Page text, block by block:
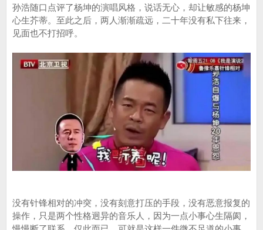
孙浩随口点评了杨坤的演唱风格，说话无心，却让敏感的杨坤
心生芥蒂。至此之后，两人渐渐疏远，二十年没有私下往来，
见面也不打招呼。
没有针锋相对的冲突，没有刻意打压的手段，没有恶意报复的
操作，只是两个性格迥异的音乐人，因为一点小事心生隔阂，